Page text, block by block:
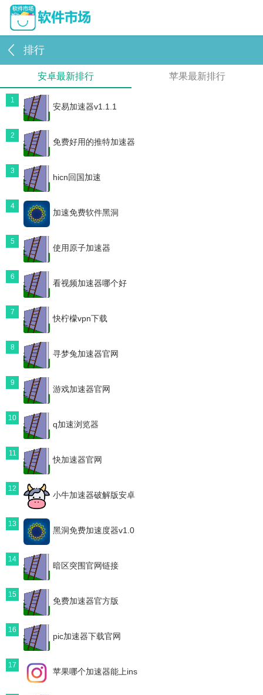
排行
安卓最新排行 苹果最新排行
1
安易加速器v1.1.1
2
免费好用的推特加速器
3
hicn回国加速
4
加速免费软件黑洞
5
使用原子加速器
6
看视频加速器哪个好
7
快柠檬vpn下载
8
寻梦兔加速器官网
9
游戏加速器官网
10
q加速浏览器
11
快加速器官网
12
小牛加速器破解版安卓
13
黑洞免费加速度器v1.0
14
暗区突围官网链接
15
免费加速器官方版
16
pic加速器下载官网
17
苹果哪个加速器能上ins